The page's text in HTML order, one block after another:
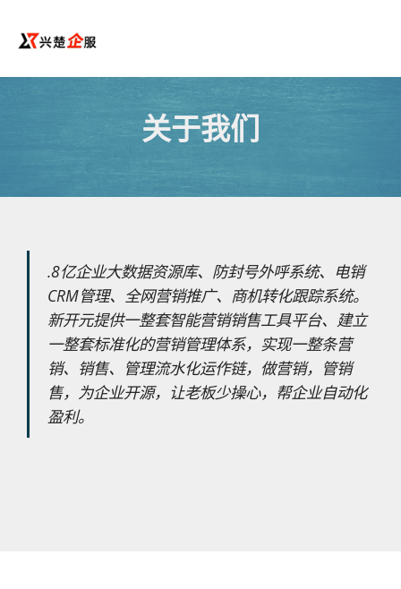
关于我们
.8亿企业大数据资源库、防封号外呼系统、电销
CRM管理、全网营销推广、商机转化跟踪系统。
新开元提供一整套智能营销销售工具平台、建立
一整套标准化的营销管理体系，实现一整条营
销、销售、管理流水化运作链，做营销，管销
售，为企业开源，让老板少操心，帮企业自动化
盈利。